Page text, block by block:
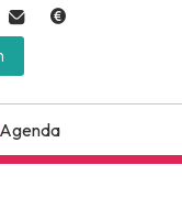
Agenda